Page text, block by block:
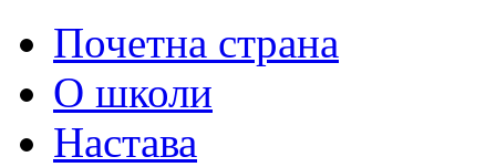
Почетна страна
О школи
Настава